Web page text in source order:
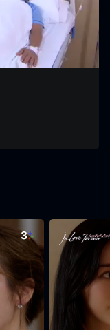
Settings